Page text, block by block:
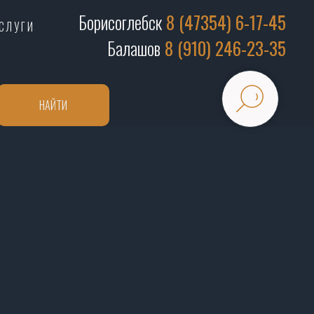
Борисоглебск8 (47354) 6-17-45
Балашов 8 (910) 246-23-35
НАЙТИ